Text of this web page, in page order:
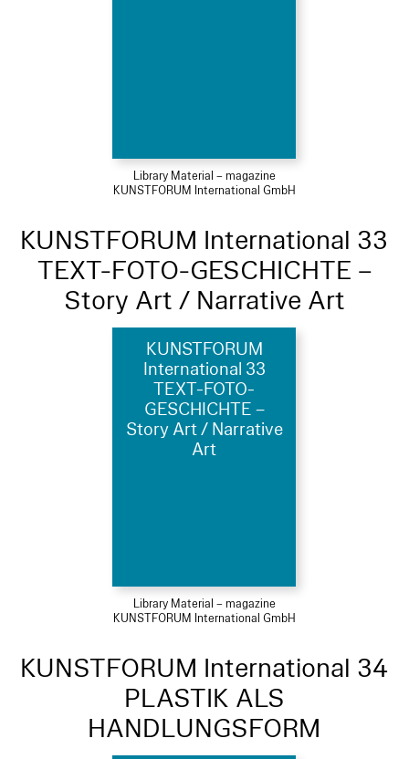
Library Material – magazine
KUNSTFORUM International GmbH
KUNSTFORUM International 33
TEXT-FOTO-GESCHICHTE –
Story Art / Narrative Art
KUNSTFORUM
International 33
TEXT-FOTO-
GESCHICHTE –
Story Art / Narrative
Art
Library Material – magazine
KUNSTFORUM International GmbH
KUNSTFORUM International 34
PLASTIK ALS
HANDLUNGSFORM